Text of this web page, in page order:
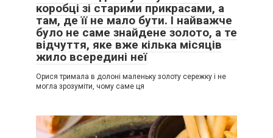
коробці зі старими прикрасами, а
там, де її не мало бути. І найважче
було не саме знайдене золото, а те
відчуття, яке вже кілька місяців
жило всередині неї
Орися тримала в долоні маленьку золоту сережку і не
могла зрозуміти, чому саме ця